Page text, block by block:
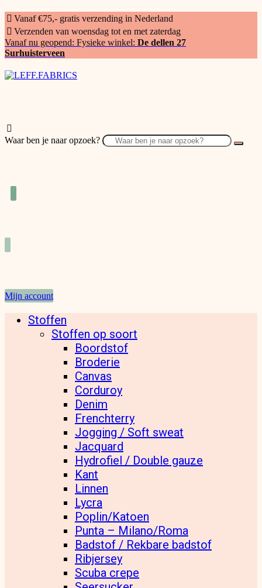
Vanaf €75,- gratis verzending in Nederland
Verzenden van woensdag tot en met zaterdag
Vanaf nu geopend: Fysieke winkel: De dellen 27
Surhuisterveen
Waar ben je naar opzoek?
Mijn account
Stoffen
Stoffen op soort
Boordstof
Broderie
Canvas
Corduroy
Denim
Frenchterry
Jogging / Soft sweat
Jacquard
Hydrofiel / Double gauze
Kant
Linnen
Lycra
Poplin/Katoen
Punta – Milano/Roma
Badstof / Rekbare badstof
Ribjersey
Scuba crepe